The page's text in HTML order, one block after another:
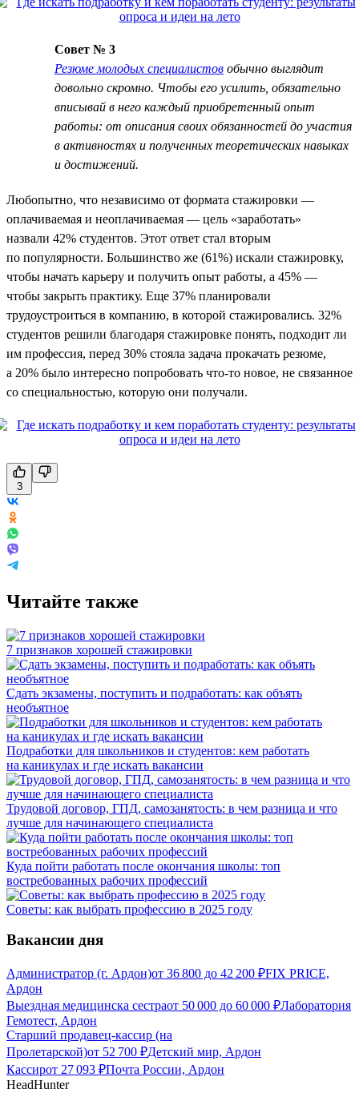
Совет № 3
Резюме молодых специалистов обычно выглядит
довольно скромно. Чтобы его усилить, обязательно
вписывай в него каждый приобретенный опыт
работы: от описания своих обязанностей до участия
в активностях и полученных теоретических навыках
и достижений.
Любопытно, что независимо от формата стажировки —
оплачиваемая и неоплачиваемая — цель «заработать»
назвали 42% студентов. Этот ответ стал вторым
по популярности. Большинство же (61%) искали стажировку,
чтобы начать карьеру и получить опыт работы, а 45% —
чтобы закрыть практику. Еще 37% планировали
трудоустроиться в компанию, в которой стажировались. 32%
студентов решили благодаря стажировке понять, подходит ли
им профессия, перед 30% стояла задача прокачать резюме,
а 20% было интересно попробовать что-то новое, не связанное
со специальностью, которую они получали.
3
Читайте также
7 признаков хорошей стажировки
Сдать экзамены, поступить и подработать: как объять
необъятное
Подработки для школьников и студентов: кем работать
на каникулах и где искать вакансии
Трудовой договор, ГПД, самозанятость: в чем разница и что
лучше для начинающего специалиста
Куда пойти работать после окончания школы: топ
востребованных рабочих профессий
Советы: как выбрать профессию в 2025 году
Вакансии дня
Администратор (г. Ардон)от 36 800 до 42 200 ₽FIX PRICE,
Ардон
Выездная медицинска сестраот 50 000 до 60 000 ₽Лаборатория
Гемотест, Ардон
Старший продавец-кассир (на
Пролетарской)от 52 700 ₽Детский мир, Ардон
Кассирот 27 093 ₽Почта России, Ардон
HeadHunter